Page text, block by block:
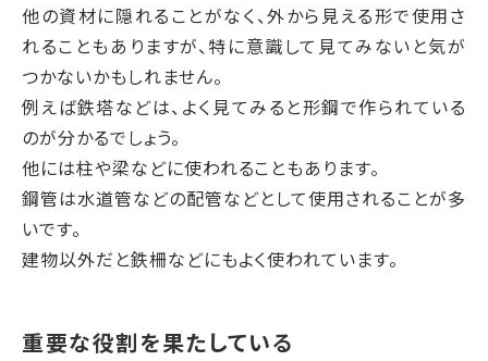
他の資材に隠れることがなく、外から見える形で使用さ
れることもありますが、特に意識して見てみないと気が
つかないかもしれません。
例えば鉄塔などは、よく見てみると形鋼で作られている
のが分かるでしょう。
他には柱や梁などに使われることもあります。
鋼管は水道管などの配管などとして使用されることが多
いです。
建物以外だと鉄柵などにもよく使われています。
重要な役割を果たしている